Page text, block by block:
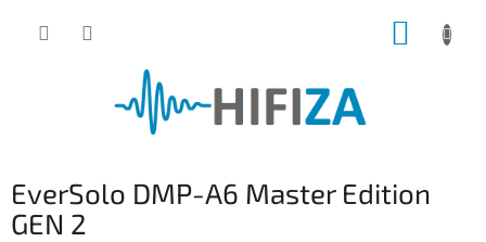
EverSolo DMP-A6 Master Edition
GEN 2